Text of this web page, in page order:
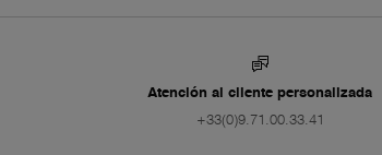
Atención al cliente personalizada
+33(0)9.71.00.33.41